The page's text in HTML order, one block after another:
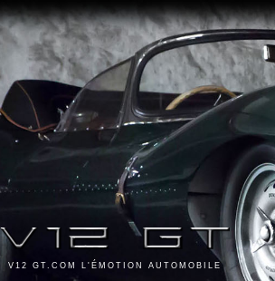
V12 GT.COM L'ÉMOTION AUTOMOBILE